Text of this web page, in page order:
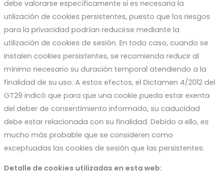
debe valorarse específicamente si es necesaria la
utilización de cookies persistentes, puesto que los riesgos
para la privacidad podrían reducirse mediante la
utilización de cookies de sesión. En todo caso, cuando se
instalen cookies persistentes, se recomienda reducir al
mínimo necesario su duración temporal atendiendo a la
finalidad de su uso. A estos efectos, el Dictamen 4/2012 del
GT29 indicó que para que una cookie pueda estar exenta
del deber de consentimiento informado, su caducidad
debe estar relacionada con su finalidad. Debido a ello, es
mucho más probable que se consideren como
exceptuadas las cookies de sesión que las persistentes.
Detalle de cookies utilizadas en esta web: